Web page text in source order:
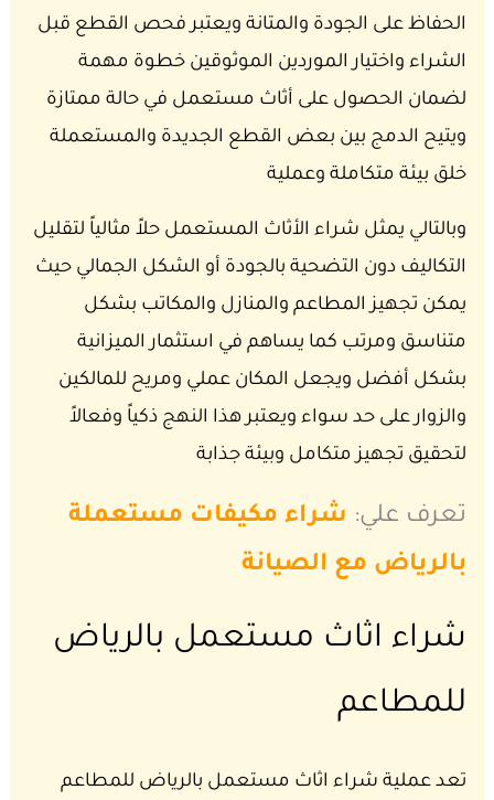
الحفاظ على الجودة والمتانة ويعتبر فحص القطع قبل
الشراء واختيار الموردين الموثوقين خطوة مهمة
لضمان الحصول على أثاث مستعمل في حالة ممتازة
ويتيح الدمج بين بعض القطع الجديدة والمستعملة
خلق بيئة متكاملة وعملية
وبالتالي يمثل شراء الأثاث المستعمل حلاً مثالياً لتقليل
التكاليف دون التضحية بالجودة أو الشكل الجمالي حيث
يمكن تجهيز المطاعم والمنازل والمكاتب بشكل
متناسق ومرتب كما يساهم في استثمار الميزانية
بشكل أفضل ويجعل المكان عملي ومريح للمالكين
والزوار على حد سواء ويعتبر هذا النهج ذكياً وفعالاً
لتحقيق تجهيز متكامل وبيئة جذابة
تعرف علي: شراء مكيفات مستعملة
بالرياض مع الصيانة
شراء اثاث مستعمل بالرياض
للمطاعم
تعد عملية شراء اثاث مستعمل بالرياض للمطاعم